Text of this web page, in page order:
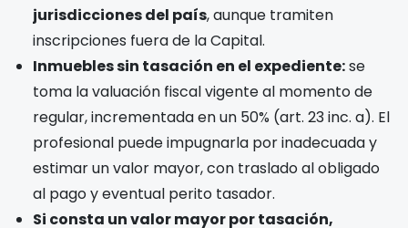
jurisdicciones del país, aunque tramiten
inscripciones fuera de la Capital.
Inmuebles sin tasación en el expediente:se
toma la valuación fiscal vigente al momento de
regular, incrementada en un 50% (art. 23 inc. a). El
profesional puede impugnarla por inadecuada y
estimar un valor mayor, con traslado al obligado
al pago y eventual perito tasador.
Si consta un valor mayor por tasación,